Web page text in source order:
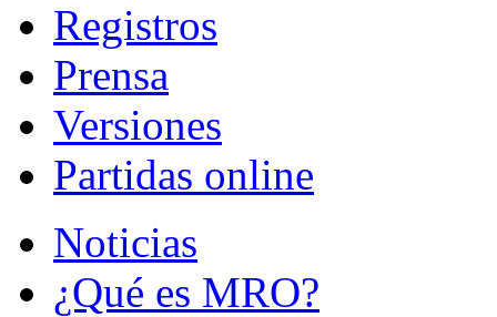
Registros
Prensa
Versiones
Partidas online
Noticias
¿Qué es MRO?